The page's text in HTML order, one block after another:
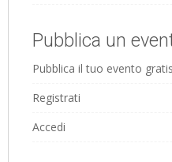
Pubblica un
Pubblica il tuo evento gratis
Registrati
Accedi